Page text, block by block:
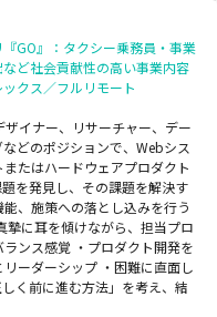
GO』：タクシー乗務員・事業
ど社会貢献性の高い事業内容
クス／フルリモート
ザイナー、リサーチャー、デー
どのポジションで、Webシス
たはハードウェアプロダクト
を発見し、その課題を解決す
、施策への落とし込みを行う
に耳を傾けながら、担当プロ
ンス感覚 ・プロダクト開発を
ーダーシップ ・困難に直面し
く前に進む方法」を考え、結